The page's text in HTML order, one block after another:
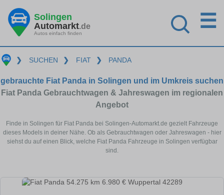
Solingen
Automarkt.de
Autos einfach finden
☰
❯ SUCHEN ❯ FIAT ❯ PANDA
gebrauchte Fiat Panda in Solingen und im Umkreis suchen
Fiat Panda Gebrauchtwagen & Jahreswagen im regionalen
Angebot
Finde in Solingen für Fiat Panda bei Solingen-Automarkt.de gezielt Fahrzeuge
dieses Models in deiner Nähe. Ob als Gebrauchtwagen oder Jahreswagen - hier
siehst du auf einen Blick, welche Fiat Panda Fahrzeuge in Solingen verfügbar
sind.